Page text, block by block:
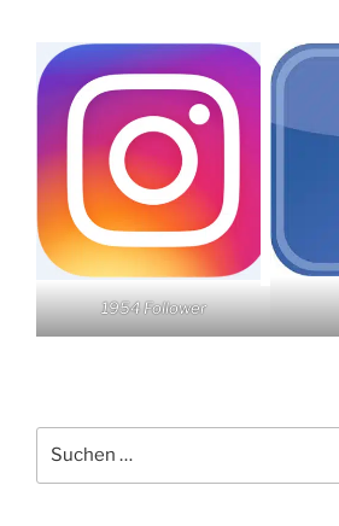
1954 Follower
nach: